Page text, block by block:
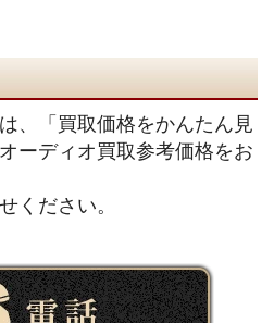
、「買取価格をかんたん見
ーディオ買取参考価格をお
ください。